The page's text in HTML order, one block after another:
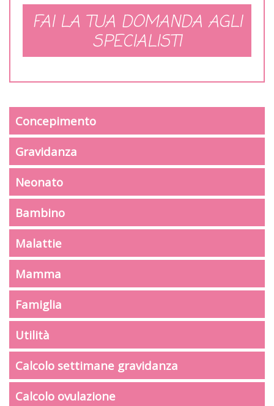
FAI LA TUA DOMANDA AGLI
SPECIALISTI
Concepimento
Gravidanza
Neonato
Bambino
Malattie
Mamma
Famiglia
Utilità
Calcolo settimane gravidanza
Calcolo ovulazione